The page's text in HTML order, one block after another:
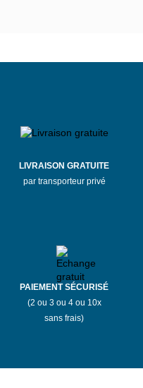
LIVRAISON GRATUITE
par transporteur privé
PAIEMENT SÉCURISÉ
(2 ou 3 ou 4 ou 10x
sans frais)